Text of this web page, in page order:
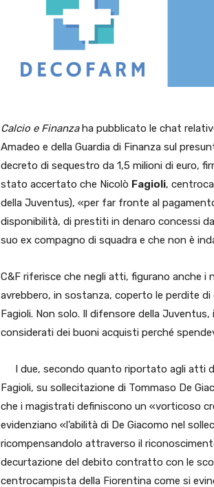
Calcio e Finanzaha pubblicato le chat
Amadeo e della Guardia di Finanza sul
decreto di sequestro da 1,5 milioni di euro,
stato accertato che Nicolò Fagioli,
della Juventus), «per far fronte al
disponibilità, di prestiti in denaro concessi
suo ex compagno di squadra e che non è
C&F riferisce che negli atti, figurano anche
avrebbero, in sostanza, coperto le perdite
Fagioli. Non solo. Il difensore della
considerati dei buoni acquisti perché
I due, secondo quanto riportato agli atti
Fagioli, su sollecitazione di Tommaso De
che i magistrati definiscono un «vorticoso
evidenziano «l’abilità di De Giacomo nel
ricompensandolo attraverso il
decurtazione del debito contratto con le
centrocampista della Fiorentina come si